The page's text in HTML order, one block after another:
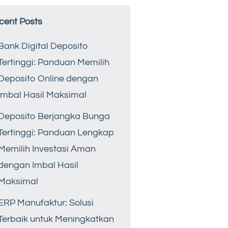
Posts
Digital Deposito
Panduan Memilih
Online dengan
Hasil Maksimal
Berjangka Bunga
Panduan Lengkap
Investasi Aman
Imbal Hasil
Manufaktur: Solusi
untuk Meningkatkan